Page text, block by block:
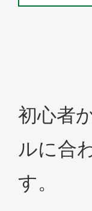
初心者
ルに合
す。